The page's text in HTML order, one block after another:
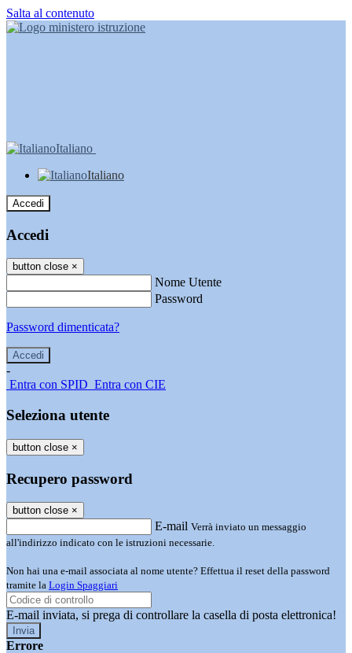
Salta al contenuto
Italiano
Italiano
Accedi
Accedi
button close ×
Nome Utente
Password
Password dimenticata?
-
Entra con SPID Entra con CIE
Seleziona utente
button close ×
Recupero password
button close ×
E-mail Verrà inviato un messaggio
all'indirizzo indicato con le istruzioni necessarie.
Non hai una e-mail associata al nome utente? Effettua il reset della password
tramite la Login Spaggiari
E-mail inviata, si prega di controllare la casella di posta elettronica!
Errore